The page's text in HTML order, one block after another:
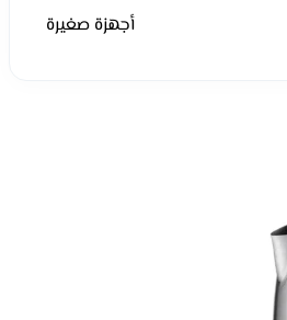
أجهزة صغيرة